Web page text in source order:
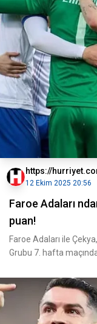
https://
12 Ekim 2025 20:56
Faroe Adaları
puan!
Faroe Adaları ile
Grubu 7. hafta